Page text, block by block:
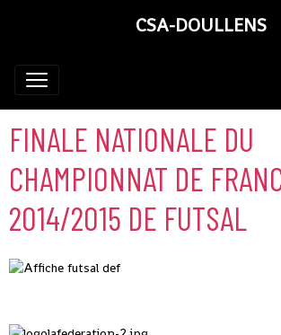
CSA-DOULLENS
FINALE NATIONALE DU
CHAMPIONNAT DE
2014/2015 DE FUTSAL